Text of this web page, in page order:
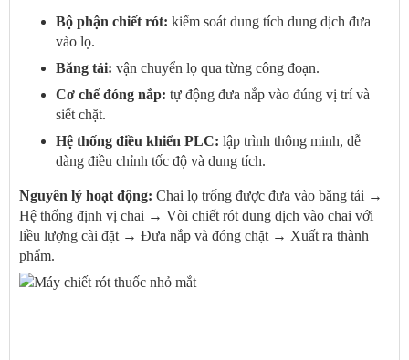
Bộ phận chiết rót: kiểm soát dung tích dung dịch đưa
vào lọ.
Băng tải: vận chuyển lọ qua từng công đoạn.
Cơ chế đóng nắp: tự động đưa nắp vào đúng vị trí và
siết chặt.
Hệ thống điều khiển PLC: lập trình thông minh, dễ
dàng điều chỉnh tốc độ và dung tích.
Nguyên lý hoạt động: Chai lọ trống được đưa vào băng tải →
Hệ thống định vị chai → Vòi chiết rót dung dịch vào chai với
liều lượng cài đặt → Đưa nắp và đóng chặt → Xuất ra thành
phẩm.